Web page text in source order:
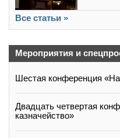
Все статьи »
Мероприятия и
Шестая конференция
Двадцать четвертая
казначейство»